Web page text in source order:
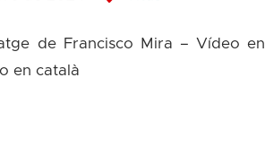
de Francisco Mira – Vídeo en
en català